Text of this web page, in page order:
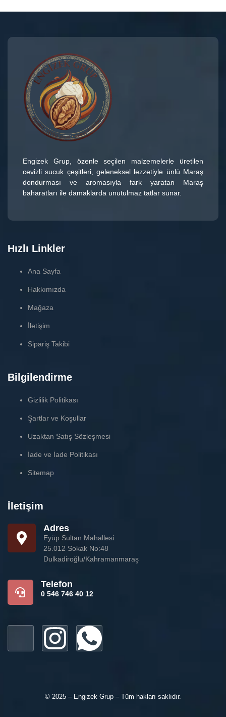
Engizek Grup, özenle seçilen malzemelerle üretilen
cevizli sucuk çeşitleri, geleneksel lezzetiyle ünlü Maraş
dondurması ve aromasıyla fark yaratan Maraş
baharatları ile damaklarda unutulmaz tatlar sunar.
Hızlı Linkler
Ana Sayfa
Hakkımızda
Mağaza
İletişim
Sipariş Takibi
Bilgilendirme
Gizlilik Politikası
Şartlar ve Koşullar
Uzaktan Satış Sözleşmesi
İade ve İade Politikası
Sitemap
İletişim
Adres
Eyüp Sultan Mahallesi
25.012 Sokak No:48
Dulkadiroğlu/Kahramanmaraş
Telefon
0 546 746 40 12
© 2025 – Engizek Grup – Tüm hakları saklıdır.